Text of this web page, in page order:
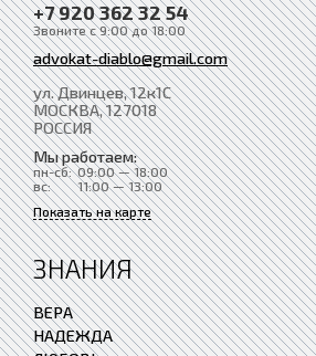
+7 920 362 32 54
Звоните с 9:00 до 18:00
advokat-diablo@gmail.com
ул. Двинцев, 12к1С
МОСКВА, 127018
РОССИЯ
Мы работаем:
пн-сб: 09:00 — 18:00
вс:
11:00 — 13:00
Показать на карте
ЗНАНИЯ
ВЕРА
НАДЕЖДА